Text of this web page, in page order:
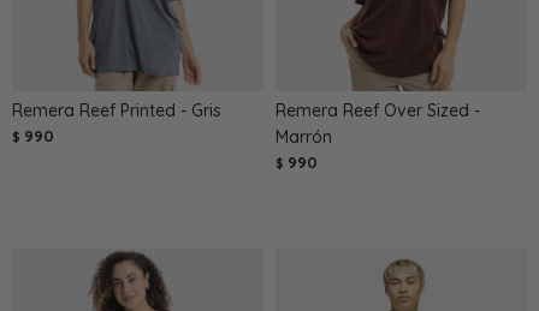
Remera Reef Printed - Gris
$ 990
Remera Reef Over Sized -
Marrón
$ 990